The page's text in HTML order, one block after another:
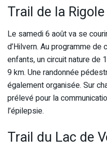
Trail de la
Le samedi 6 août va se
d’Hilvern. Au programme
enfants, un circuit nature de
9 km. Une randonnée
également organisée. Sur
prélevé pour la
l’épilepsie.
Trail du Lac de